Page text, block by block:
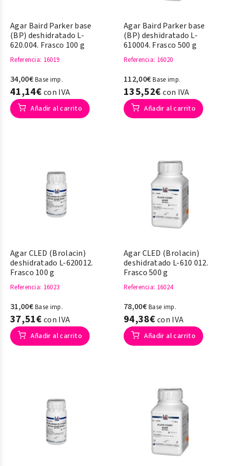
Agar Baird Parker base
(BP) deshidratado L-
620.004. Frasco 100 g
Referencia: 16019
34,00€Base imp.
41,14€con IVA
Añadir al carrito
Agar Baird Parker base
(BP) deshidratado L-
610004. Frasco 500 g
Referencia: 16020
112,00€Base imp.
135,52€con IVA
Añadir al carrito
Agar CLED (Brolacin)
deshidratado L-620012.
Frasco 100 g
Referencia: 16023
31,00€Base imp.
37,51€con IVA
Añadir al carrito
Agar CLED (Brolacin)
deshidratado L-610 012.
Frasco 500 g
Referencia: 16024
78,00€Base imp.
94,38€con IVA
Añadir al carrito